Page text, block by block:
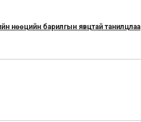
нөөцийн барилгын явцтай танилцлаа